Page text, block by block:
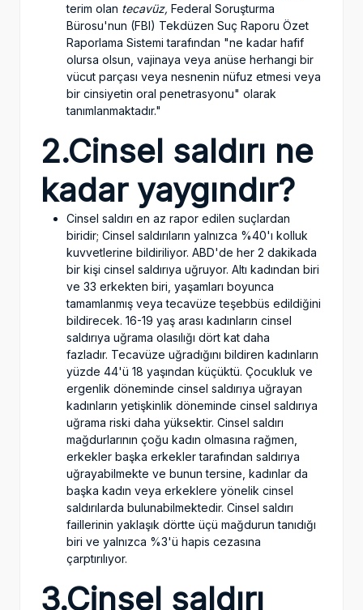
terim olan tecavüz, Federal Soruşturma
Bürosu'nun (FBI) Tekdüzen Suç Raporu Özet
Raporlama Sistemi tarafından "ne kadar hafif
olursa olsun, vajinaya veya anüse herhangi bir
vücut parçası veya nesnenin nüfuz etmesi veya
bir cinsiyetin oral penetrasyonu" olarak
tanımlanmaktadır."
2.Cinsel saldırı ne
kadar yaygındır?
Cinsel saldırı en az rapor edilen suçlardan
biridir; Cinsel saldırıların yalnızca %40'ı kolluk
kuvvetlerine bildiriliyor. ABD'de her 2 dakikada
bir kişi cinsel saldırıya uğruyor. Altı kadından biri
ve 33 erkekten biri, yaşamları boyunca
tamamlanmış veya tecavüze teşebbüs edildiğini
bildirecek. 16-19 yaş arası kadınların cinsel
saldırıya uğrama olasılığı dört kat daha
fazladır. Tecavüze uğradığını bildiren kadınların
yüzde 44'ü 18 yaşından küçüktü. Çocukluk ve
ergenlik döneminde cinsel saldırıya uğrayan
kadınların yetişkinlik döneminde cinsel saldırıya
uğrama riski daha yüksektir. Cinsel saldırı
mağdurlarının çoğu kadın olmasına rağmen,
erkekler başka erkekler tarafından saldırıya
uğrayabilmekte ve bunun tersine, kadınlar da
başka kadın veya erkeklere yönelik cinsel
saldırılarda bulunabilmektedir. Cinsel saldırı
faillerinin yaklaşık dörtte üçü mağdurun tanıdığı
biri ve yalnızca %3'ü hapis cezasına
çarptırılıyor.
3.Cinsel saldırı